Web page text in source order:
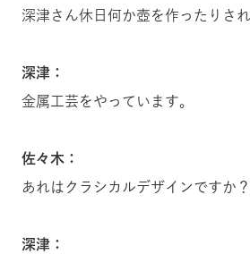
深津さん休日何か壺を作ったりさ
深津：
金属工芸をやっています。
佐々木：
あれはクラシカルデザインですか？
深津：